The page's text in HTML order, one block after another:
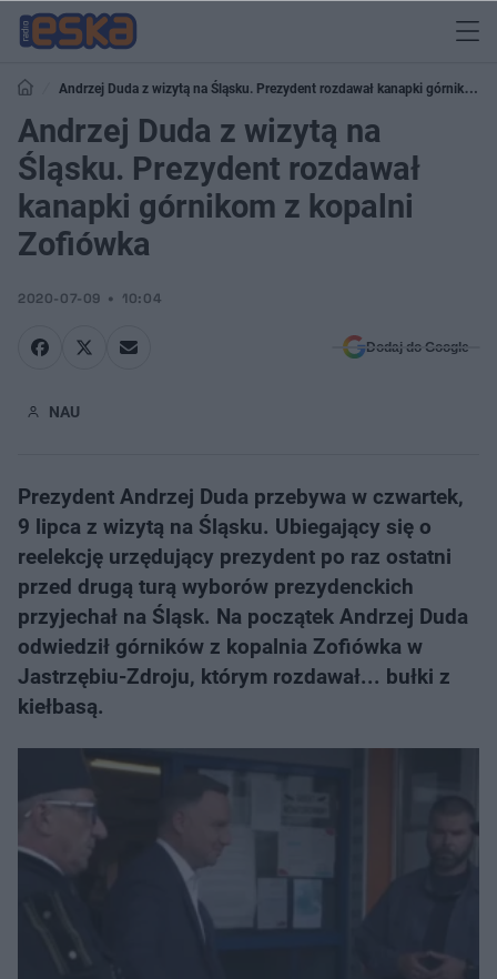
Andrzej Duda z wizytą na Śląsku. Prezydent rozdawał kanapki górnikom z
kopalni Zofiówka
Andrzej Duda z wizytą na
Śląsku. Prezydent rozdawał
kanapki górnikom z kopalni
Zofiówka
2020-07-09 10:04
Dodaj do Google
NAU
Prezydent Andrzej Duda przebywa w czwartek,
9 lipca z wizytą na Śląsku. Ubiegający się o
reelekcję urzędujący prezydent po raz ostatni
przed drugą turą wyborów prezydenckich
przyjechał na Śląsk. Na początek Andrzej Duda
odwiedził górników z kopalnia Zofiówka w
Jastrzębiu-Zdroju, którym rozdawał... bułki z
kiełbasą.